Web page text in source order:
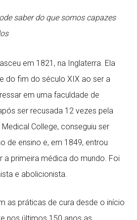
saber do que somos capazes
em 1821, na Inglaterra. Ela
do fim do século XIX ao ser a
em uma faculdade de
ser recusada 12 vezes pela
College, conseguiu ser
de ensino e, em 1849, entrou
a primeira médica do mundo. Foi
e abolicionista.
as práticas de cura desde o início